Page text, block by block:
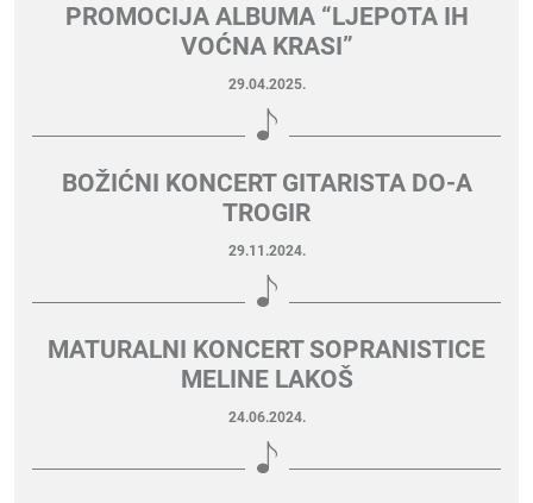
PROMOCIJA ALBUMA “LJEPOTA IH
VOĆNA KRASI”
29.04.2025.
BOŽIĆNI KONCERT GITARISTA DO-A
TROGIR
29.11.2024.
MATURALNI KONCERT SOPRANISTICE
MELINE LAKOŠ
24.06.2024.